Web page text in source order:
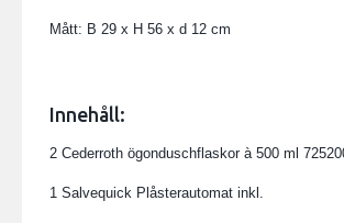
Mått: B 29 x H 56 x d 12 cm
Innehåll:
2 Cederroth ögonduschflaskor à 500 ml
1 Salvequick Plåsterautomat inkl.